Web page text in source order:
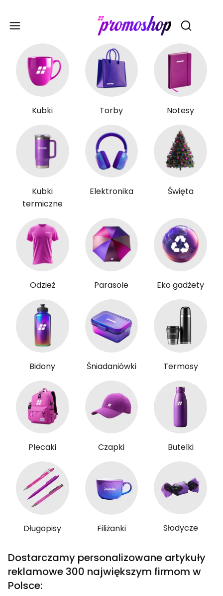
Otwórz
Kubki Torby Notesy
Kubki
termiczne
Elektronika Święta
Odzież Parasole Eko gadżety
Bidony Śniadaniówki Termosy
Plecaki Czapki Butelki
Długopisy Filiżanki Słodycze
Dostarczamy personalizowane artykuły
reklamowe 300 największym firmom w
Polsce: